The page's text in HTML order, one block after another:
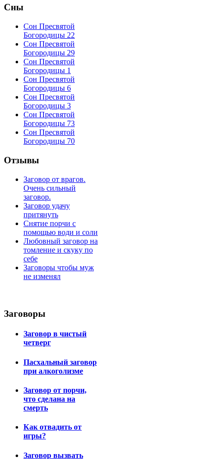
Сны
Сон Пресвятой
Богородицы 22
Сон Пресвятой
Богородицы 29
Сон Пресвятой
Богородицы 1
Сон Пресвятой
Богородицы 6
Сон Пресвятой
Богородицы 3
Сон Пресвятой
Богородицы 73
Сон Пресвятой
Богородицы 70
Отзывы
Заговор от врагов.
Очень сильный
заговор.
Заговор удачу
притянуть
Снятие порчи с
помощью води и соли
Любовный заговор на
томление и скуку по
себе
Заговоры чтобы муж
не изменял
Заговоры
Заговор в чистый
четверг
Пасхальный заговор
при алкоголизме
Заговор от порчи,
что сделана на
смерть
Как отвадить от
игры?
Заговор вызвать